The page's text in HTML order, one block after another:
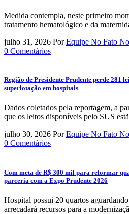
Medida contempla, neste primeiro
tratamento hematológico e da
julho 31, 2026 Por Equipe No Fato
0 Comentários
Região de Presidente Prudente perde 281
superlotação em hospitais
Dados coletados pela reportagem, a
que os leitos disponíveis pelo SUS
julho 30, 2026 Por Equipe No Fato
0 Comentários
Com meta de R$ 300 mil para reformar
parceria com a Expo Prudente 2026
Hospital possui 20 quartos
arrecadará recursos para a